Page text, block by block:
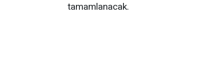
tamamlanacak.